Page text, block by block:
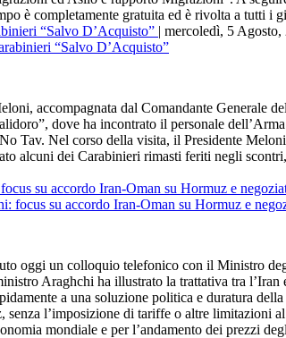
è completamente gratuita ed è rivolta a tutti
“Salvo D’Acquisto” | mercoledì, 5 Agosto,
accompagnata dal Comandante Generale
dove ha incontrato il personale
Tav. Nel corso della visita, il Presidente
alcuni dei Carabinieri rimasti feriti negli
su accordo Iran-Oman su Hormuz e
un colloquio telefonico con il Ministro
Araghchi ha illustrato la trattativa tra
a una soluzione politica e duratura
l’imposizione di tariffe o altre
mondiale e per l’andamento dei prezzi